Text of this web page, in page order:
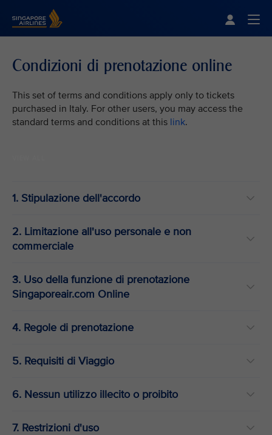
Condizioni di prenotazione online
This set of terms and conditions apply only to tickets
purchased in Italy. For other users, you may access the
standard terms and conditions at this link.
1. Stipulazione dell'accordo
2. Limitazione all'uso personale e non
commerciale
3. Uso della funzione di prenotazione
Singaporeair.com Online
4. Regole di prenotazione
5. Requisiti di Viaggio
6. Nessun utilizzo illecito o proibito
7. Restrizioni d'uso